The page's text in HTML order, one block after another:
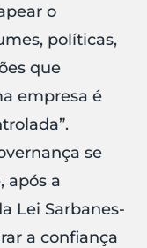
o
políticas,
que
empresa é
se
após a
Lei Sarbanes-
a confiança